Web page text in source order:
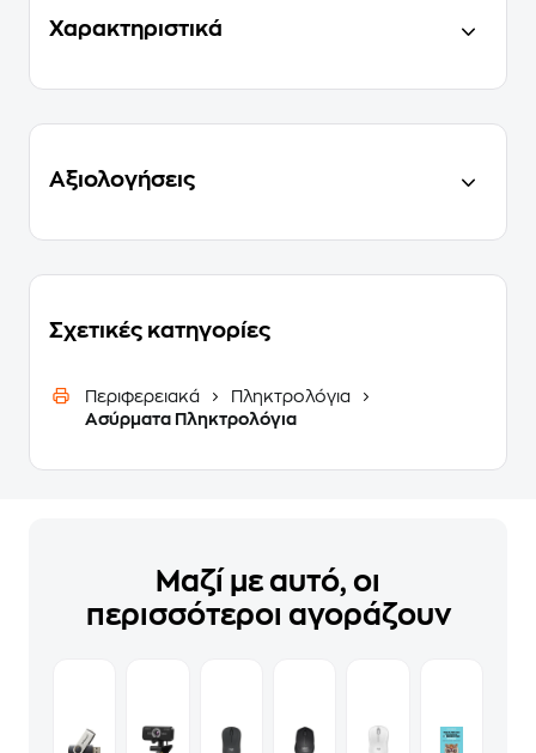
Χαρακτηριστικά
Αξιολογήσεις
Σχετικές κατηγορίες
Περιφερειακά
Πληκτρολόγια
Ασύρματα Πληκτρολόγια
Μαζί με αυτό, οι
περισσότεροι αγοράζουν